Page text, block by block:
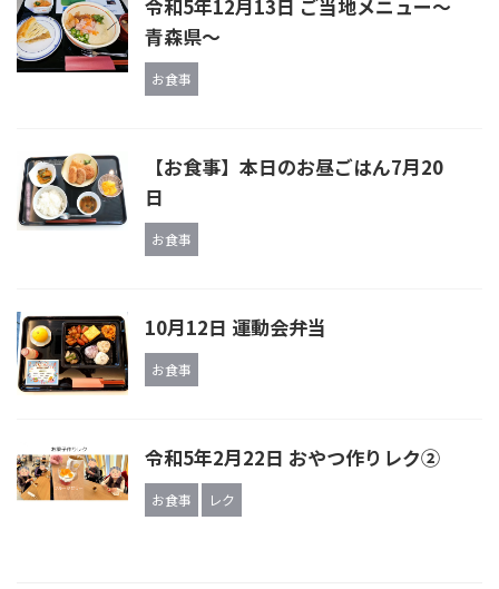
令和5年12月13日 ご当地メニュー～
青森県～
お食事
【お食事】本日のお昼ごはん7月20
日
お食事
10月12日 運動会弁当
お食事
令和5年2月22日 おやつ作りレク②
お食事 レク